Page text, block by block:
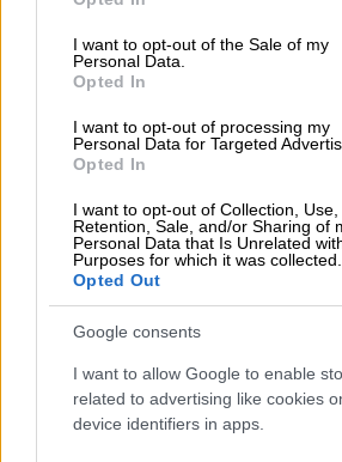
use your data for below specified
consent section.
I want to opt-out of the Sale of my
Personal Data.
Opted In
I want to opt-out of processing my
Personal Data for Targeted
Opted In
I want to opt-out of Collection, Use,
Retention, Sale, and/or Sharing of
Personal Data that Is Unrelated
Purposes for which it was collected.
Opted Out
Google consents
I want to allow Google to enable
related to advertising like cookies
device identifiers in apps.
The studio has acquired
about the 1996 NBA
Bryant ended up on the
Lakers. Insiders
as “Moneyball” meets “Air."
pic.twitter.com/
— Variety (@Variety)
Οι φήμες για το έργο
ενδιαφέρον πολλών στούντιο
πλατφορμών streaming. Μια
αποκάλυψε στο Variety ότι η